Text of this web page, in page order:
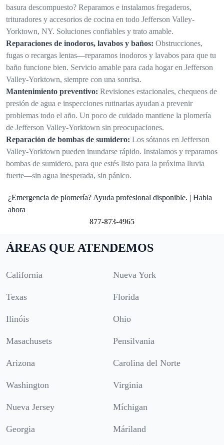
basura descompuesto? Reparamos e instalamos fregaderos,
trituradores y accesorios de cocina en todo Jefferson Valley-
Yorktown, NY. Soluciones confiables y trato amable.
Reparaciones de inodoros, lavabos y baños: Obstrucciones,
fugas o recargas lentas—reparamos inodoros y lavabos para que tu
baño funcione bien. Servicio amable para cada hogar en Jefferson
Valley-Yorktown, siempre con una sonrisa.
Mantenimiento preventivo: Revisiones estacionales, chequeos de
presión de agua e inspecciones rutinarias ayudan a prevenir
problemas todo el año. Un poco de cuidado mantiene la plomería
de Jefferson Valley-Yorktown sin preocupaciones.
Reparación de bombas de sumidero: Los sótanos en Jefferson
Valley-Yorktown pueden inundarse rápido. Instalamos y reparamos
bombas de sumidero, para que estés listo para la próxima lluvia
fuerte—sin agua inesperada, sin pánico.
¿Emergencia de plomería? Ayuda profesional disponible. | Habla
ahora
877-873-4965
ÁREAS QUE ATENDEMOS
California Nueva York
Texas Florida
Ilinóis Ohio
Masachusets Pensilvania
Arizona Carolina del Norte
Washington Virginia
Nueva Jersey Míchigan
Georgia Máriland